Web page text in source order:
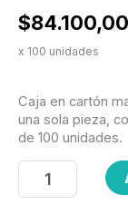
$84.100,00
x 100 unidades
Caja en cartón
una sola pieza,
de 100 unidades.